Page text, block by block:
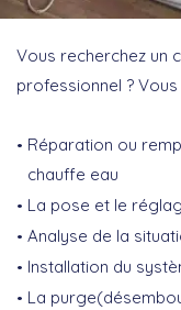
Vous recherchez un
professionnel ?
Réparation ou
chauffe eau
La pose et le
Analyse de la
Installation du
La